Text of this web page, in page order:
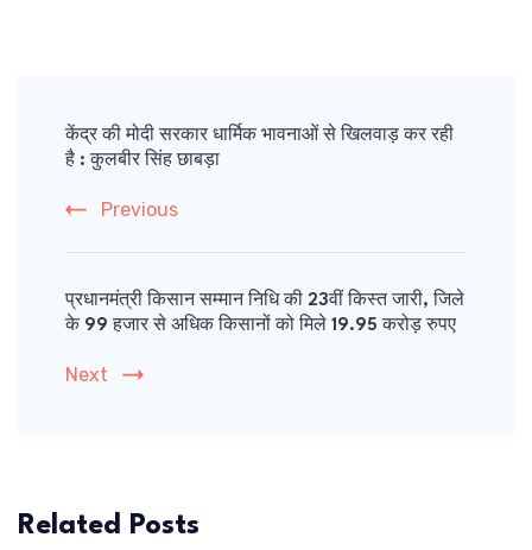
Navigation
केंद्र की मोदी सरकार धार्मिक भावनाओं से खिलवाड़ कर रही
है : कुलबीर सिंह छाबड़ा
Previous
प्रधानमंत्री किसान सम्मान निधि की 23वीं किस्त जारी, जिले
के 99 हजार से अधिक किसानों को मिले 19.95 करोड़ रुपए
Next
Related Posts